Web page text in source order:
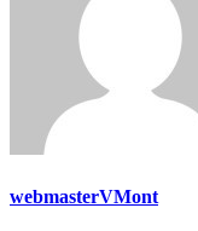
webmasterVMont